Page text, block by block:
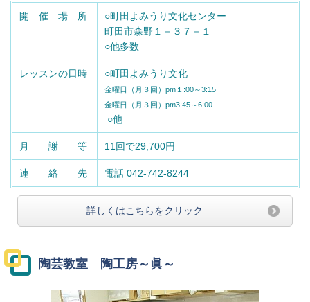
開 催 場 所
○町田よみうり文化センター
町田市森野１－３７－１
○他多数
レッスンの日時 ○町田よみうり文化
金曜日（月３回）pm１:00～3:15
金曜日（月３回）pm3:45～6:00
○他
月 謝 等 11回で29,700円
連 絡 先 電話 042-742-8244
詳しくはこちらをクリック
陶芸教室 陶工房～眞～